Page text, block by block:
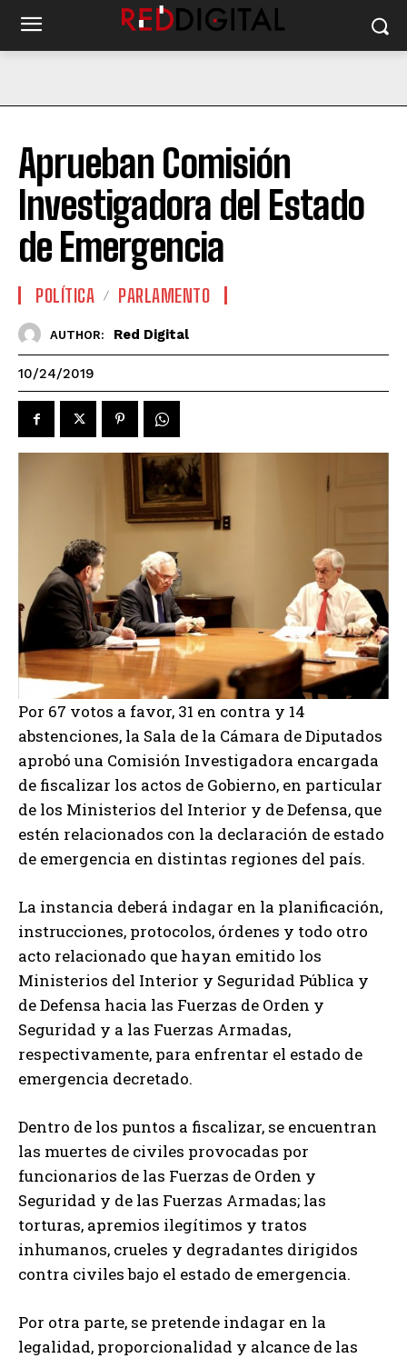
Aprueban Comisión
Investigadora del Estado
de Emergencia
POLÍTICA PARLAMENTO
AUTHOR: Red Digital
10/24/2019
Por 67 votos a favor, 31 en contra y 14
abstenciones, la Sala de la Cámara de Diputados
aprobó una Comisión Investigadora encargada
de fiscalizar los actos de Gobierno, en particular
de los Ministerios del Interior y de Defensa, que
estén relacionados con la declaración de estado
de emergencia en distintas regiones del país.
La instancia deberá indagar en la planificación,
instrucciones, protocolos, órdenes y todo otro
acto relacionado que hayan emitido los
Ministerios del Interior y Seguridad Pública y
de Defensa hacia las Fuerzas de Orden y
Seguridad y a las Fuerzas Armadas,
respectivamente, para enfrentar el estado de
emergencia decretado.
Dentro de los puntos a fiscalizar, se encuentran
las muertes de civiles provocadas por
funcionarios de las Fuerzas de Orden y
Seguridad y de las Fuerzas Armadas; las
torturas, apremios ilegítimos y tratos
inhumanos, crueles y degradantes dirigidos
contra civiles bajo el estado de emergencia.
Por otra parte, se pretende indagar en la
legalidad, proporcionalidad y alcance de las